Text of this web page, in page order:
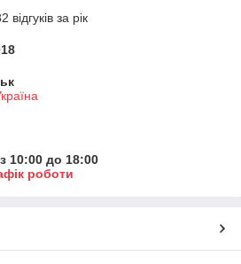
за рік
10:00 до 18:00
роботи